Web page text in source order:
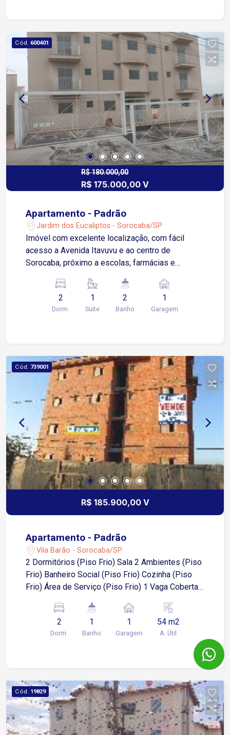
Cód. 600401
R$ 180.000,00
R$ 175.000,00 V
Apartamento - Padrão
Jardim dos Eucaliptos - Sorocaba/SP
Imóvel com excelente localização, com fácil
acesso a Avenida Itavuvu e ao centro de
Sorocaba, próximo a escolas, farmácias e
suíte, sala de estar ampla e arejada, cozinha,
banheiro, área de serviço, vaga coberta para 1
Banheiro - 1,13 x 2,12 Área de serviço - 1,80 x
1,40
2
Dorm.
1
Suite
2
Banho
1
Garagem
Cód. 739001
R$ 185.900,00 V
Apartamento - Padrão
Vila Barão - Sorocaba/SP
2 Dormitórios (Piso Frio) Sala 2 Ambientes (Piso
Frio) Banheiro Social (Piso Frio) Cozinha (Piso
Frio) Área de Serviço (Piso Frio) 1 Vaga Coberta
2
Dorm.
1
Banho
1
Garagem
54 m2
A. Útil
Cód. 19829